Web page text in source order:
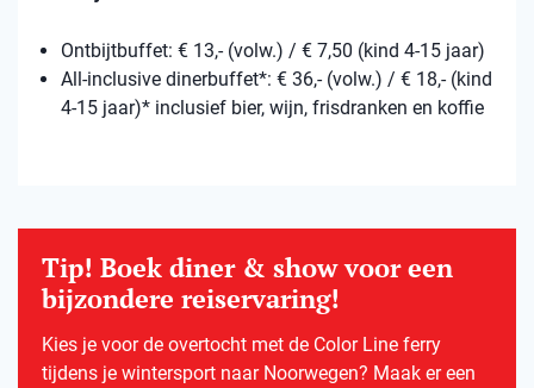
Ontbijtbuffet: € 13,- (volw.) / € 7,50 (kind 4-15 jaar)
All-inclusive dinerbuffet*: € 36,- (volw.) / € 18,- (kind
4-15 jaar)* inclusief bier, wijn, frisdranken en koffie
Tip! Boek diner & show voor een
bijzondere reiservaring!
Kies je voor de overtocht met de Color Line ferry
tijdens je wintersport naar Noorwegen? Maak er een